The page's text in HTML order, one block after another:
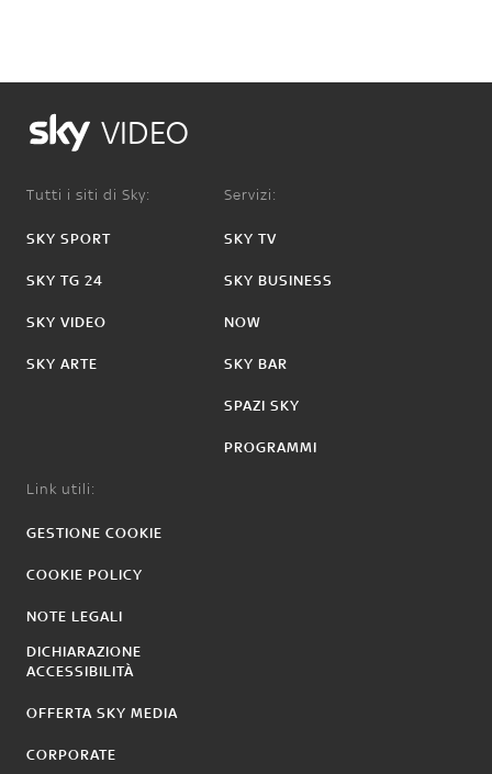
VIDEO
Tutti i siti di Sky:
SKY SPORT
SKY TG 24
SKY VIDEO
SKY ARTE
Servizi:
SKY TV
SKY BUSINESS
NOW
SKY BAR
SPAZI SKY
PROGRAMMI
Link utili:
GESTIONE COOKIE
COOKIE POLICY
NOTE LEGALI
DICHIARAZIONE
ACCESSIBILITÀ
OFFERTA SKY MEDIA
CORPORATE